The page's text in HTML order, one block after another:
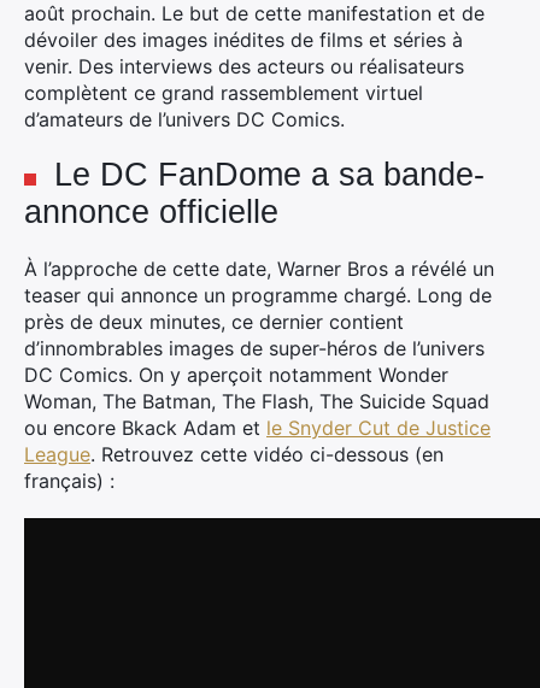
août prochain. Le but de cette manifestation et de
dévoiler des images inédites de films et séries à
venir. Des interviews des acteurs ou réalisateurs
complètent ce grand rassemblement virtuel
d’amateurs de l’univers DC Comics.
Le DC FanDome a sa bande-
annonce officielle
À l’approche de cette date, Warner Bros a révélé un
teaser qui annonce un programme chargé. Long de
près de deux minutes, ce dernier contient
d’innombrables images de super-héros de l’univers
DC Comics. On y aperçoit notamment Wonder
Woman, The Batman, The Flash, The Suicide Squad
ou encore Bkack Adam et le Snyder Cut de Justice
League. Retrouvez cette vidéo ci-dessous (en
français) :